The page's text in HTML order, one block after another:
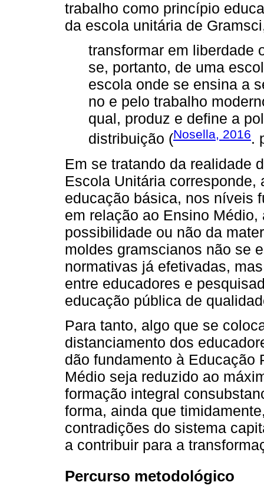
trabalho como princípio
da escola unitária de
transformar em liberdade
se, portanto, de uma
escola onde se ensina a
no e pelo trabalho
qual, produz e define a
distribuição (Nosella, 2016.
Em se tratando da realidade
Escola Unitária
educação básica, nos níveis
em relação ao Ensino
possibilidade ou não da
moldes gramscianos não se
normativas já efetivadas,
entre educadores e
educação pública de
Para tanto, algo que se
distanciamento dos
dão fundamento à Educação
Médio seja reduzido ao
formação integral
forma, ainda que
contradições do sistema
a contribuir para a
Percurso metodológico